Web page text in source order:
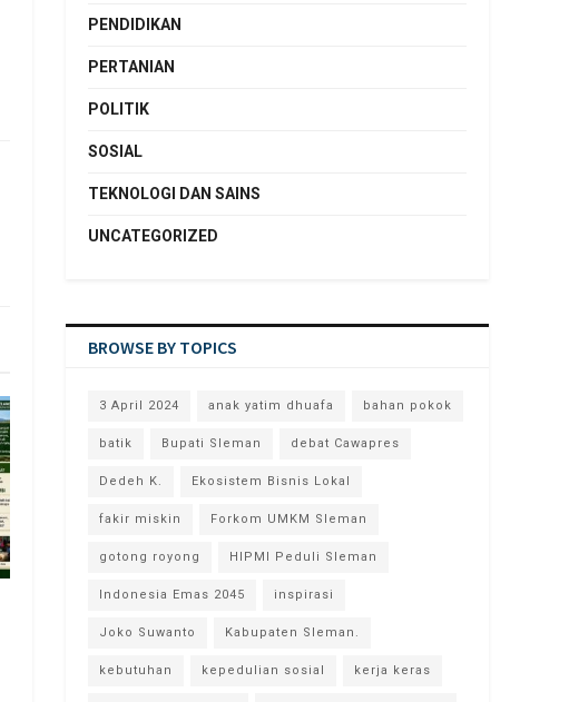
PENDIDIKAN
PERTANIAN
POLITIK
SOSIAL
TEKNOLOGI DAN SAINS
UNCATEGORIZED
BROWSE BY TOPICS
3 April 2024 anak yatim dhuafa bahan pokok
batik Bupati Sleman debat Cawapres
Dedeh K. Ekosistem Bisnis Lokal
fakir miskin Forkom UMKM Sleman
gotong royong HIPMI Peduli Sleman
Indonesia Emas 2045 inspirasi
Joko Suwanto Kabupaten Sleman.
kebutuhan kepedulian sosial kerja keras